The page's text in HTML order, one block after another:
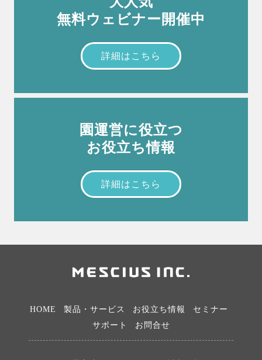
無料ウェビナー開催中
詳細はこちら
園運営に役立つ
お役立ち情報
詳細はこちら
HOME 製品・サービス お役立ち情報
セミナー
サポート
お問合せ